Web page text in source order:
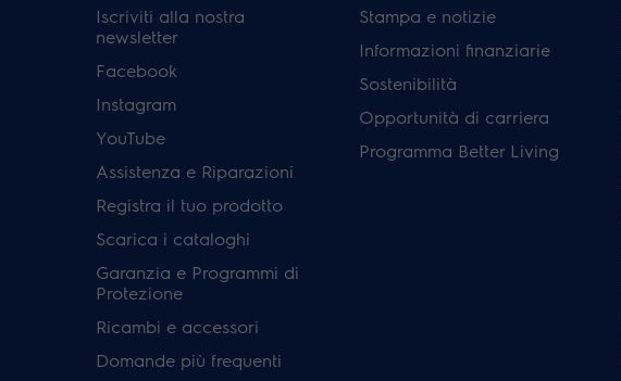
Iscriviti alla nostra
newsletter
Facebook
Instagram
YouTube
Assistenza e Riparazioni
Registra il tuo prodotto
Scarica i cataloghi
Garanzia e Programmi di
Protezione
Ricambi e accessori
Domande più frequenti
Stampa e notizie
Informazioni finanziarie
Sostenibilità
Opportunità di carriera
Programma Better Living